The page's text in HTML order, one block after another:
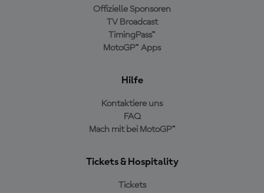
Offizielle Sponsoren
TV Broadcast
TimingPass™
MotoGP™ Apps
Hilfe
Kontaktiere uns
FAQ
Mach mit bei MotoGP™
Tickets & Hospitality
Tickets